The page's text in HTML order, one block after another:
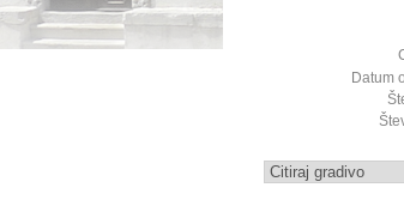
Datum